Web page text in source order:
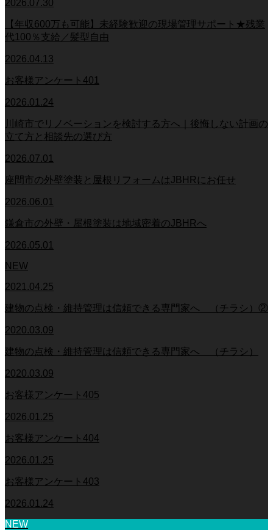
2026.07.30
【年収600万も可能】未経験歓迎の現場管理サポート★残業
代100％支給／髪型自由
2026.04.13
お客様アンケート401
2026.01.24
川崎市でリノベーションを検討する方へ｜後悔しない計画の
立て方と相談先の選び方
2026.07.01
座間市の外壁塗装と屋根リフォームはJBHRにお任せ
2026.06.01
鎌倉市の外壁・屋根塗装は地域密着のJBHRへ
2026.05.01
NEW
2021.04.25
建物の点検・維持管理は信頼できる専門家へ （チラシ）②
2020.03.09
建物の点検・維持管理は信頼できる専門家へ （チラシ）
2020.03.09
お客様アンケート405
2026.01.25
お客様アンケート404
2026.01.25
お客様アンケート403
2026.01.24
NEW